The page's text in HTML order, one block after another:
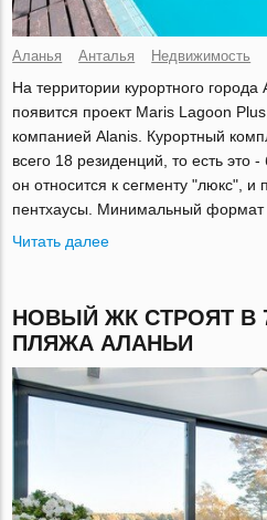
Аланья Анталья Недвижимость
На территории курортного
появится проект Maris Lagoon
компанией Alanis. Курортный
всего 18 резиденций, то есть это
он относится к сегменту "люкс", и
пентхаусы. Минимальный формат
Читать далее
НОВЫЙ ЖК СТРОЯТ В
ПЛЯЖА АЛАНЬИ